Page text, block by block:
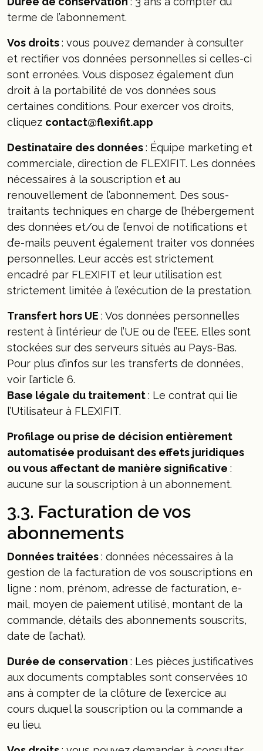
terme de l’abonnement.
Vos droits: vous pouvez demander à consulter
et rectifier vos données personnelles si celles-ci
sont erronées. Vous disposez également d’un
droit à la portabilité de vos données sous
certaines conditions. Pour exercer vos droits,
cliquez contact@flexifit.app
Destinataire des données: Équipe marketing et
commerciale, direction de FLEXIFIT. Les données
nécessaires à la souscription et au
renouvellement de l’abonnement. Des sous-
traitants techniques en charge de l’hébergement
des données et/ou de l’envoi de notifications et
d’e-mails peuvent également traiter vos données
personnelles. Leur accès est strictement
encadré par FLEXIFIT et leur utilisation est
strictement limitée à l’exécution de la prestation.
Transfert hors UE : Vos données personnelles
restent à l’intérieur de l’UE ou de l’EEE. Elles sont
stockées sur des serveurs situés au Pays-Bas.
Pour plus d’infos sur les transferts de données,
voir l’article 6.
Base légale du traitement: Le contrat qui lie
l’Utilisateur à FLEXIFIT.
Profilage ou prise de décision entièrement
automatisée produisant des effets juridiques
ou vous affectant de manière significative :
aucune sur la souscription à un abonnement.
3.3. Facturation de vos
abonnements
Données traitées: données nécessaires à la
gestion de la facturation de vos souscriptions en
ligne : nom, prénom, adresse de facturation, e-
mail, moyen de paiement utilisé, montant de la
commande, détails des abonnements souscrits,
date de l’achat).
Durée de conservation : Les pièces justificatives
aux documents comptables sont conservées 10
ans à compter de la clôture de l’exercice au
cours duquel la souscription ou la commande a
eu lieu.